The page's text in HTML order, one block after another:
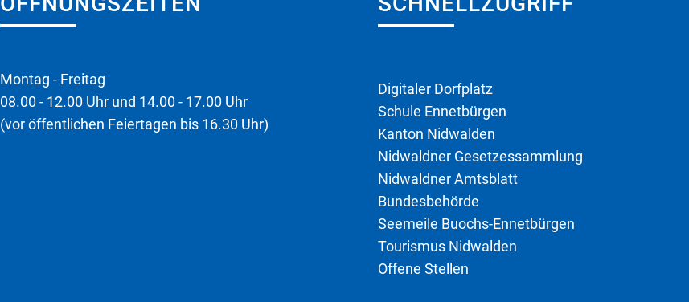
Montag - Freitag
08.00 - 12.00 Uhr und 14.00 - 17.00 Uhr
(vor öffentlichen Feiertagen bis 16.30 Uhr)
Digitaler Dorfplatz
Schule Ennetbürgen
Kanton Nidwalden
Nidwaldner Gesetzessammlung
Nidwaldner Amtsblatt
Bundesbehörde
Seemeile Buochs-Ennetbürgen
Tourismus Nidwalden
Offene Stellen